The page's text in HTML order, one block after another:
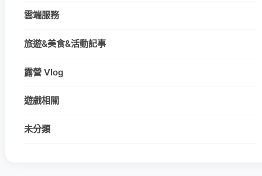
雲端服務
旅遊&美食&活動記事
露營 Vlog
遊戲相關
未分類